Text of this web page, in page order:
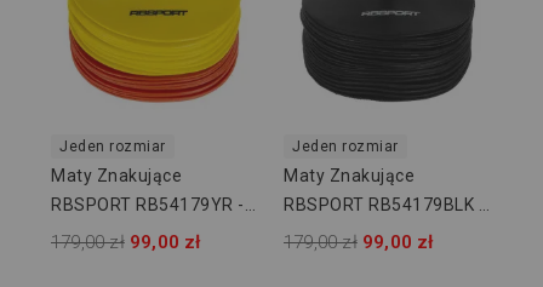
Jeden rozmiar
Maty Znakujące
RBSPORT RB54179YR -
24 Szt
179,00 zł 99,00 zł
Jeden rozmiar
Maty Znakujące
RBSPORT RB54179BLK -
24 Szt
179,00 zł 99,00 zł